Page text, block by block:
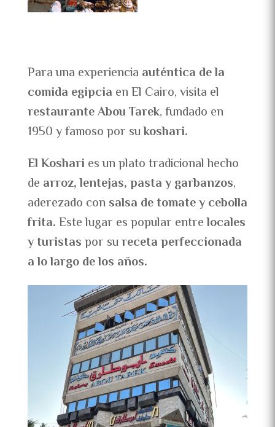
Para una experiencia auténtica de la
comida egipcia en El Cairo, visita el
restaurante Abou Tarek, fundado en
1950 y famoso por sukoshari.
El Koshari es un plato tradicional hecho
de arroz, lentejas, pasta y garbanzos,
aderezado con salsa de tomate y cebolla
frita.Este lugar es popular entrelocales
y turistaspor sureceta perfeccionada
a lo largo de los años.